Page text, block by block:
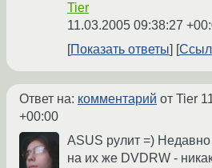
Tier
11.03.2005 09:38:27
Показать ответы
Ответ на: комментарий от Tier
+00:00
ASUS рулит =)
на их же DVDRW -